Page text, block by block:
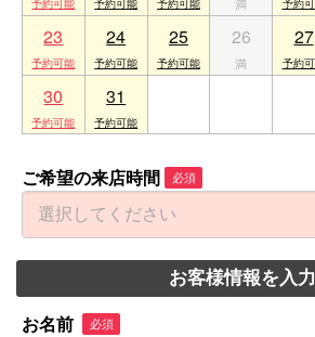
23 24 25 26 27
30 31
ご希望の来店時間 必須
お客様情報を入力
お名前 必須